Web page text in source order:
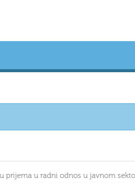
prijema u radni odnos u javnom